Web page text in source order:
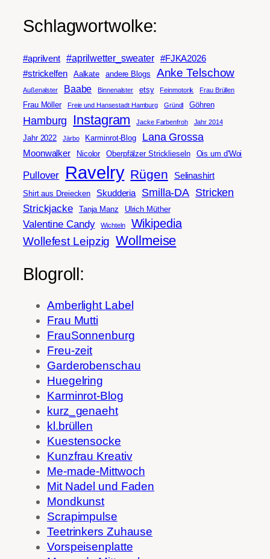
Schlagwortwolke:
#aprilvent #aprilwetter_sweater
#FJKA2026
#strickelfen
Aalkate andere Blogs Anke Telschow
Außenalster Baabe Binnenalster etsy Feinmotorik Frau Brüllen
Frau Möller Freie und Hansestadt Hamburg Gründl Göhren
Hamburg Instagram Jacke Farbenfroh Jahr 2014
Jahr 2022 Järbo Karminrot-Blog Lana Grossa
Moonwalker Nicolor Oberpfälzer Stricklieseln Ois um d'Woi
Pullover Ravelry Rügen Selinashirt
Shirt aus Dreiecken Skudderia Smilla-DA Stricken
Strickjacke
Tanja Manz Ulrich Müther
Valentine Candy Wichteln Wikipedia
Wollefest Leipzig Wollmeise
Blogroll:
Amberlight Label
Frau Mutti
FrauSonnenburg
Freu-zeit
Garderobenschau
Huegelring
Karminrot-Blog
kurz_genaeht
kl.brüllen
Kuestensocke
Kunzfrau Kreativ
Me-made-Mittwoch
Mit Nadel und Faden
Mondkunst
Scrapimpulse
Teetrinkers Zuhause
Vorspeisenplatte